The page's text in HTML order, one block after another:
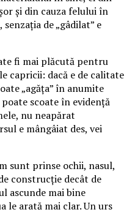
și din cauza felului în
de „gâdilat” e
fi mai plăcută pentru
capricii: dacă e de calitate
„agăța” în anumite
scoate în evidență
nu neapărat
e mângâiat des, vei
sunt prinse ochii, nasul,
construcție decât de
ascunde mai bine
le arată mai clar. Un urs